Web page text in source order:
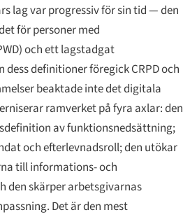
lag var progressiv för sin tid — den
för personer med
och ett lagstadgat
definitioner föregick CRPD och
beaktade inte det digitala
ramverket på fyra axlar: den
av funktionsnedsättning;
och efterlevnadsroll; den utökar
till informations- och
den skärper arbetsgivarnas
Det är den mest